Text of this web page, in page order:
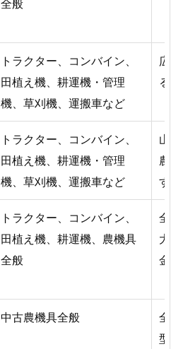
全般
トラクター、コンバイン、
田植え機、耕運機・管理
機、草刈機、運搬車など
トラクター、コンバイン、
田植え機、耕運機・管理
機、草刈機、運搬車など
トラクター、コンバイン、
田植え機、耕運機、農機具
全般
中古農機具全般